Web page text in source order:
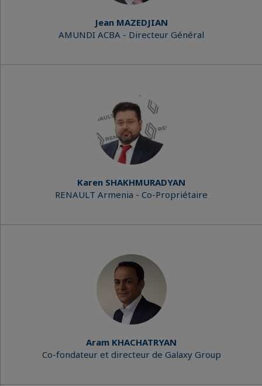
Jean MAZEDJIAN
AMUNDI ACBA - Directeur Général
Karen SHAKHMURADYAN
RENAULT Armenia - Co-Propriétaire
Aram KHACHATRYAN
Co-fondateur et directeur de Galaxy Group